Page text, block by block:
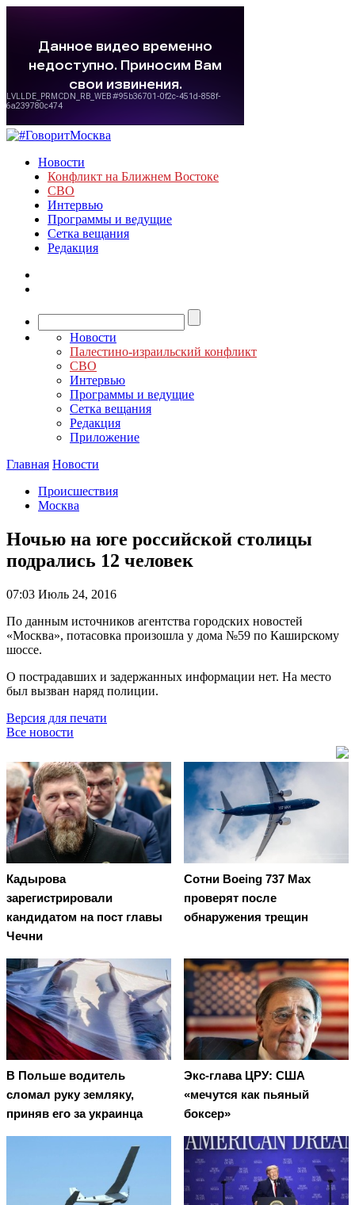
Новости
Конфликт на Ближнем Востоке
СВО
Интервью
Программы и ведущие
Сетка вещания
Редакция
Новости
Палестино-израильский конфликт
СВО
Интервью
Программы и ведущие
Сетка вещания
Редакция
Приложение
Главная Новости
Происшествия
Москва
Ночью на юге российской столицы
подрались 12 человек
07:03 Июль 24, 2016
По данным источников агентства городских новостей
«Москва», потасовка произошла у дома №59 по Каширскому
шоссе.
О пострадавших и задержанных информации нет. На место
был вызван наряд полиции.
Версия для печати
Все новости
Кадырова
зарегистрировали
кандидатом на пост главы
Чечни
Сотни Boeing 737 Max
проверят после
обнаружения трещин
В Польше водитель
сломал руку земляку,
приняв его за украинца
Экс-глава ЦРУ: США
«мечутся как пьяный
боксер»